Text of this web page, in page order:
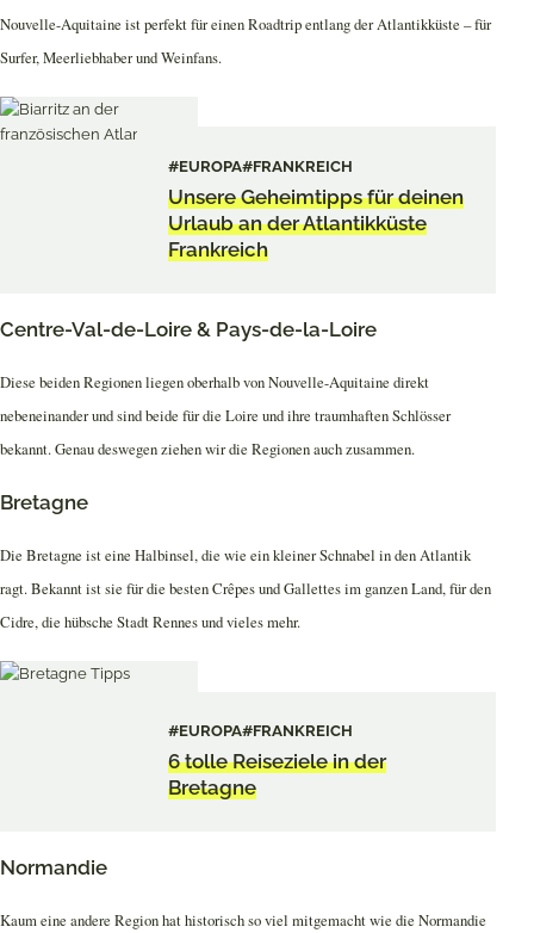
Nouvelle-Aquitaine ist perfekt für einen Roadtrip entlang der Atlantikküste – für
Surfer, Meerliebhaber und Weinfans.
#EUROPA#FRANKREICH
Unsere Geheimtipps für deinen
Urlaub an der Atlantikküste
Frankreich
Centre-Val-de-Loire & Pays-de-la-Loire
Diese beiden Regionen liegen oberhalb von Nouvelle-Aquitaine direkt
nebeneinander und sind beide für die Loire und ihre traumhaften Schlösser
bekannt. Genau deswegen ziehen wir die Regionen auch zusammen.
Bretagne
Die Bretagne ist eine Halbinsel, die wie ein kleiner Schnabel in den Atlantik
ragt. Bekannt ist sie für die besten Crêpes und Gallettes im ganzen Land, für den
Cidre, die hübsche Stadt Rennes und vieles mehr.
#EUROPA#FRANKREICH
6 tolle Reiseziele in der
Bretagne
Normandie
Kaum eine andere Region hat historisch so viel mitgemacht wie die Normandie